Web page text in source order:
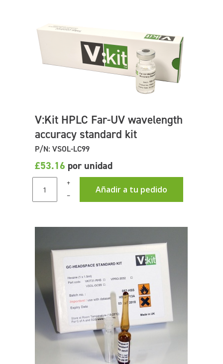
V:Kit HPLC Far-UV wavelength
accuracy standard kit
P/N: VSOL-LC99
£53.16 por unidad
+
Añadir a tu pedido
–